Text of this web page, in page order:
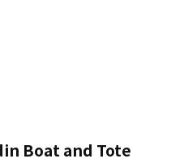
Boat and Tote